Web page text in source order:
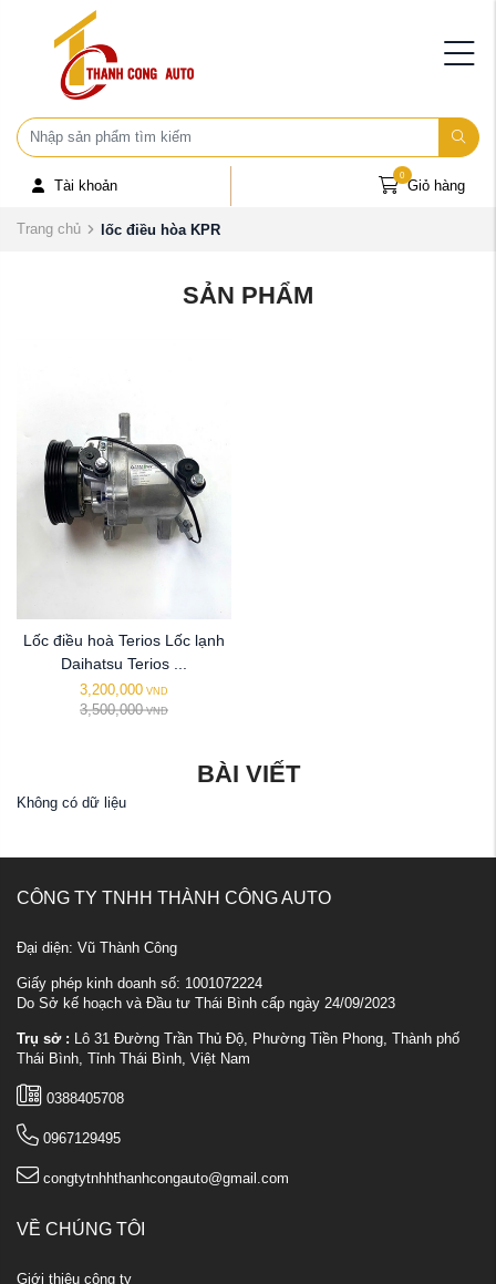
Tài khoản Giỏ hàng
0
Trang chủ lốc điều hòa KPR
SẢN PHẨM
Lốc điều hoà Terios Lốc lạnh
Daihatsu Terios ...
3,200,000 VND
3,500,000 VND
BÀI VIẾT
Không có dữ liệu
CÔNG TY TNHH THÀNH CÔNG AUTO
Đại diện: Vũ Thành Công
Giấy phép kinh doanh số: 1001072224
Do Sở kế hoạch và Đầu tư Thái Bình cấp ngày 24/09/2023
Trụ sở : Lô 31 Đường Trần Thủ Độ, Phường Tiền Phong, Thành phố
Thái Bình, Tỉnh Thái Bình, Việt Nam
0388405708
0967129495
congtytnhhthanhcongauto@gmail.com
VỀ CHÚNG TÔI
Giới thiệu công ty